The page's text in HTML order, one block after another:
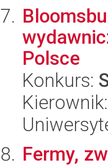
Polsce
Konkurs:
Fermy,